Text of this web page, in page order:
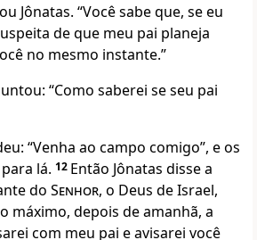
Jônatas. “Você sabe que, se eu
de que meu pai planeja
no mesmo instante.”
“Como saberei se seu pai
“Venha ao campo comigo”, e os
lá. 12 Então Jônatas disse a
do Senhor, o Deus de Israel,
máximo, depois de amanhã, a
com meu pai e avisarei você